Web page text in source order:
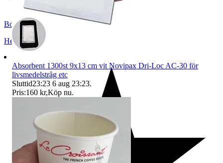
BoutiqueNo9
Helsingborg ,
Absorbent 1300st 9x13 cm vit Novipax Dri-Loc AC-30 för
livsmedelstråg etc
Sluttid23:23 6 aug 23:23.
Pris:160 kr,Köp nu.